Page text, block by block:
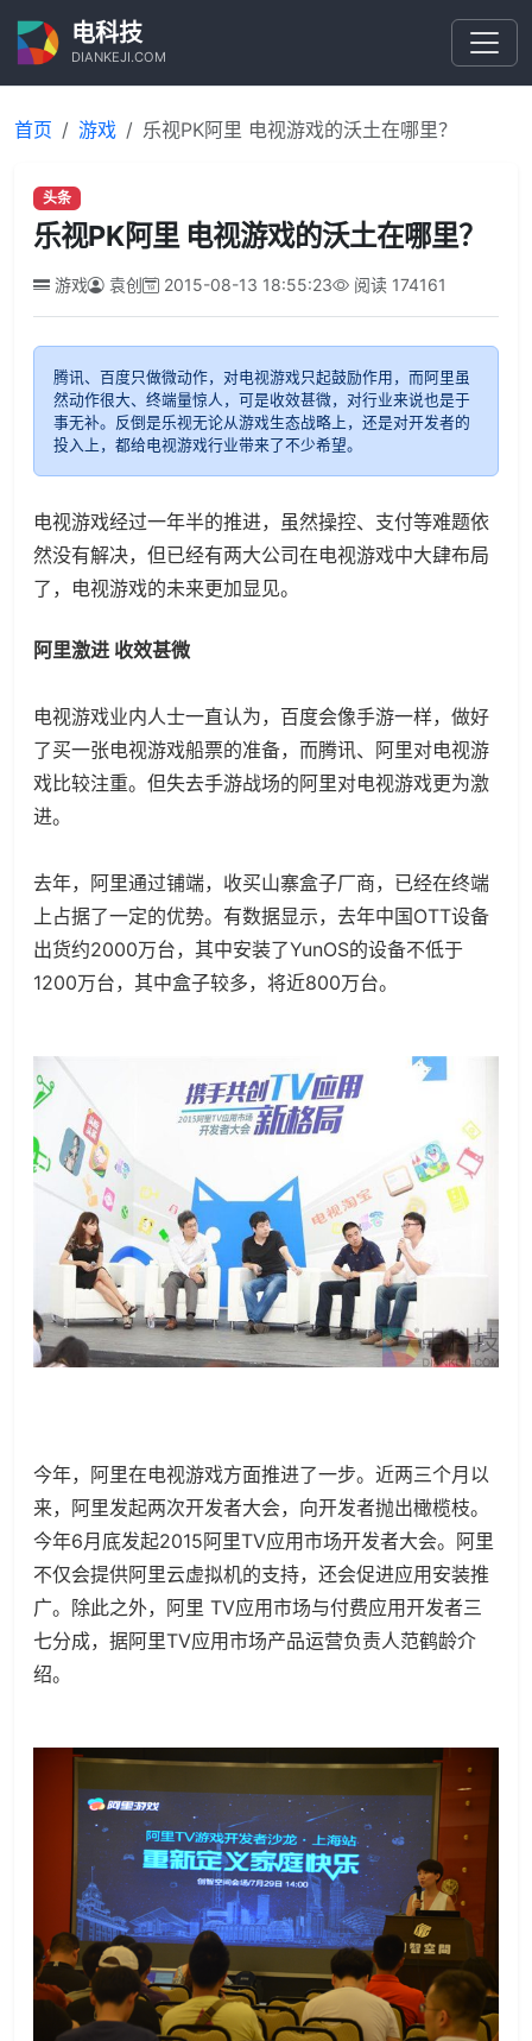
电科技
DIANKEJI.COM
首页 游戏 乐视PK阿里 电视游戏的沃土在哪里？
头条
乐视PK阿里 电视游戏的沃土在哪里？
游戏 袁创 2015-08-13 18:55:23 阅读 174161
腾讯、百度只做微动作，对电视游戏只起鼓励作用，而阿里虽
然动作很大、终端量惊人，可是收效甚微，对行业来说也是于
事无补。反倒是乐视无论从游戏生态战略上，还是对开发者的
投入上，都给电视游戏行业带来了不少希望。
电视游戏经过一年半的推进，虽然操控、支付等难题依
然没有解决，但已经有两大公司在电视游戏中大肆布局
了，电视游戏的未来更加显见。
阿里激进 收效甚微
电视游戏业内人士一直认为，百度会像手游一样，做好
了买一张电视游戏船票的准备，而腾讯、阿里对电视游
戏比较注重。但失去手游战场的阿里对电视游戏更为激
进。
去年，阿里通过铺端，收买山寨盒子厂商，已经在终端
上占据了一定的优势。有数据显示，去年中国OTT设备
出货约2000万台，其中安装了YunOS的设备不低于
1200万台，其中盒子较多，将近800万台。
今年，阿里在电视游戏方面推进了一步。近两三个月以
来，阿里发起两次开发者大会，向开发者抛出橄榄枝。
今年6月底发起2015阿里TV应用市场开发者大会。阿里
不仅会提供阿里云虚拟机的支持，还会促进应用安装推
广。除此之外，阿里 TV应用市场与付费应用开发者三
七分成，据阿里TV应用市场产品运营负责人范鹤龄介
绍。